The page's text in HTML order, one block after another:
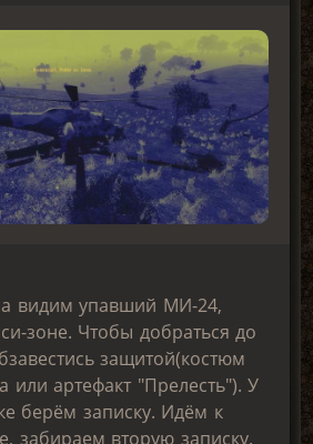
видим упавший МИ-24,
зоне. Чтобы добраться до
защитой(костюм
или артефакт "Прелесть"). У
берём записку. Идём к
забираем вторую записку.